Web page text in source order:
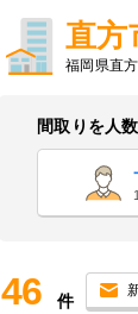
直方
福岡県直
間取りを人
46 件